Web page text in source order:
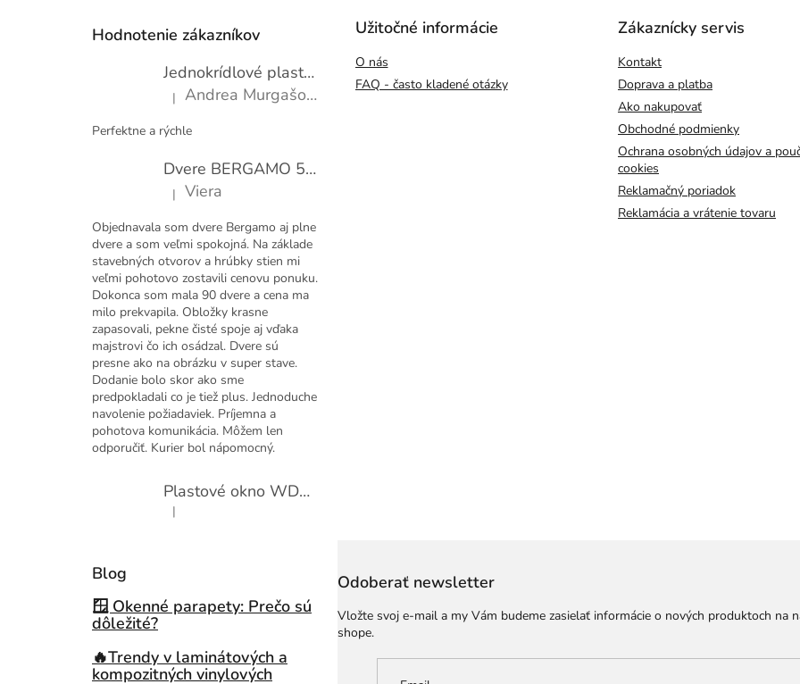
Hodnotenie zákazníkov
Jednokrídlové plastové okno WDS 600x1000
Hodnotenie produktu je 5 z 5 hviezdičiek.
| Andrea Murgašová
Perfektne a rýchle
Dvere BERGAMO 50 presklené bezfalcové EXTRA
Hodnotenie produktu je 5 z 5 hviezdičiek.
| Viera
Objednavala som dvere Bergamo aj plne
dvere a som veľmi spokojná. Na základe
stavebných otvorov a hrúbky stien mi
veľmi pohotovo zostavili cenovu ponuku.
Dokonca som mala 90 dvere a cena ma
milo prekvapila. Obložky krasne
zapasovali, pekne čisté spoje aj vďaka
majstrovi čo ich osádzal. Dvere sú
presne ako na obrázku v super stave.
Dodanie bolo skor ako sme
predpokladali co je tiež plus. Jednoduche
navolenie požiadaviek. Príjemna a
pohotova komunikácia. Môžem len
odporučiť. Kurier bol nápomocný.
Plastové okno WDS 410x600 sklopné
Hodnotenie produktu je 5 z 5 hviezdičiek.
|
Užitočné informácie
O nás
FAQ - často kladené otázky
Zákaznícky servis
Kontakt
Doprava a platba
Ako nakupovať
Obchodné podmienky
Ochrana osobných údajov a
cookies
Reklamačný poriadok
Reklamácia a vrátenie tovaru
Blog
🪟 Okenné parapety: Prečo sú
dôležité?
🔥Trendy v laminátových a
kompozitných vinylových
Odoberať newsletter
Vložte svoj e-mail a my Vám budeme zasielať informácie o nových produktoch na
shope.